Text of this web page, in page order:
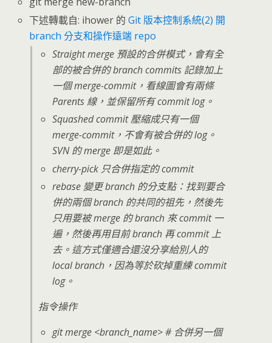
下述轉載自: ihower 的Git 版本控制系統(2) 開
branch 分支和操作遠端 repo
Straight merge 預設的合併模式，會有全
部的被合併的 branch commits 記錄加上
一個 merge-commit，看線圖會有兩條
Parents 線，並保留所有 commit log。
Squashed commit 壓縮成只有一個
merge-commit，不會有被合併的 log。
SVN 的 merge 即是如此。
cherry-pick 只合併指定的 commit
rebase 變更 branch 的分支點：找到要合
併的兩個 branch 的共同的祖先，然後先
只用要被 merge 的 branch 來 commit 一
遍，然後再用目前 branch 再 commit 上
去。這方式僅適合還沒分享給別人的
local branch，因為等於砍掉重練 commit
log。
指令操作
git merge <branch_name> # 合併另一個